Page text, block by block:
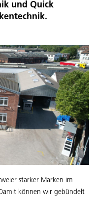
und Quick
starker Marken im
können wir gebündelt